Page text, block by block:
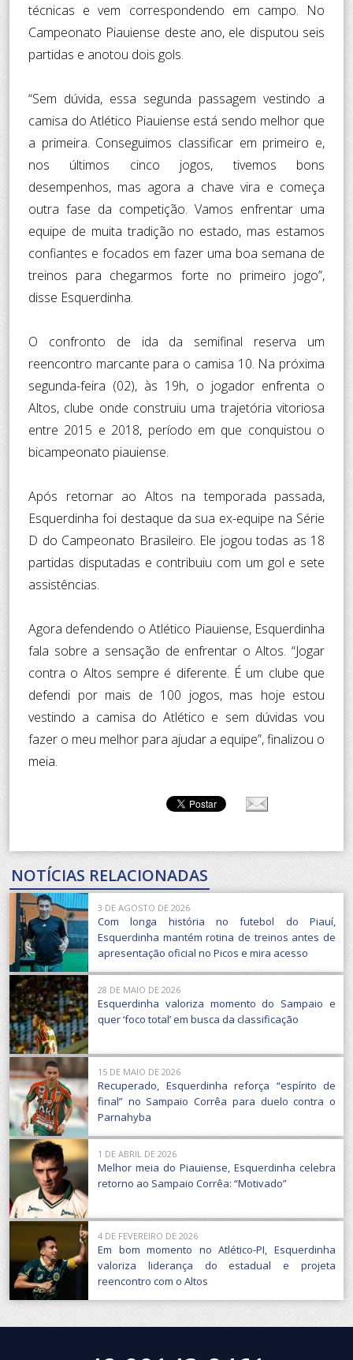
técnicas e vem correspondendo em campo. No
Campeonato Piauiense deste ano, ele disputou seis
partidas e anotou dois gols.
“Sem dúvida, essa segunda passagem vestindo a
camisa do Atlético Piauiense está sendo melhor que
a primeira. Conseguimos classificar em primeiro e,
nos últimos cinco jogos, tivemos bons
desempenhos, mas agora a chave vira e começa
outra fase da competição. Vamos enfrentar uma
equipe de muita tradição no estado, mas estamos
confiantes e focados em fazer uma boa semana de
treinos para chegarmos forte no primeiro jogo”,
disse Esquerdinha.
O confronto de ida da semifinal reserva um
reencontro marcante para o camisa 10. Na próxima
segunda-feira (02), às 19h, o jogador enfrenta o
Altos, clube onde construiu uma trajetória vitoriosa
entre 2015 e 2018, período em que conquistou o
bicampeonato piauiense.
Após retornar ao Altos na temporada passada,
Esquerdinha foi destaque da sua ex-equipe na Série
D do Campeonato Brasileiro. Ele jogou todas as 18
partidas disputadas e contribuiu com um gol e sete
assistências.
Agora defendendo o Atlético Piauiense, Esquerdinha
fala sobre a sensação de enfrentar o Altos. “Jogar
contra o Altos sempre é diferente. É um clube que
defendi por mais de 100 jogos, mas hoje estou
vestindo a camisa do Atlético e sem dúvidas vou
fazer o meu melhor para ajudar a equipe”, finalizou o
meia.
NOTÍCIAS RELACIONADAS
3 DE AGOSTO DE 2026
Com longa história no futebol do Piauí,
Esquerdinha mantém rotina de treinos antes de
apresentação oficial no Picos e mira acesso
28 DE MAIO DE 2026
Esquerdinha valoriza momento do Sampaio e
quer ‘foco total’ em busca da classificação
15 DE MAIO DE 2026
Recuperado, Esquerdinha reforça “espírito de
final” no Sampaio Corrêa para duelo contra o
Parnahyba
1 DE ABRIL DE 2026
Melhor meia do Piauiense, Esquerdinha celebra
retorno ao Sampaio Corrêa: “Motivado”
4 DE FEVEREIRO DE 2026
Em bom momento no Atlético-PI, Esquerdinha
valoriza liderança do estadual e projeta
reencontro com o Altos